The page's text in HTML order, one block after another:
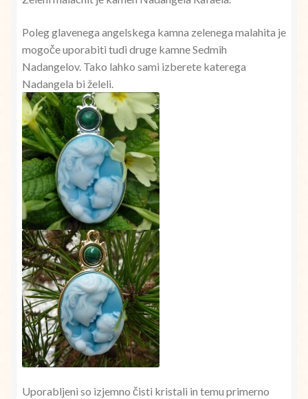
Poleg glavenega angelskega kamna zelenega malahita je
mogoče uporabiti tudi druge kamne Sedmih
Nadangelov. Tako lahko sami izberete katerega
Nadangela bi želeli.
Uporabljeni so izjemno čisti kristali in temu primerno